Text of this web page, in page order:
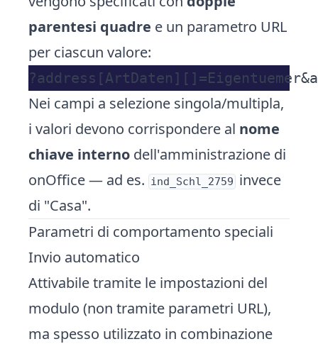
parentesi quadre e un parametro URL
per ciascun valore:
Nei campi a selezione singola/multipla,
i valori devono corrispondere al nome
chiave interno dell'amministrazione di
onOffice — ad es. ind_Schl_2759 invece
di "Casa".
Parametri di comportamento speciali
Invio automatico
Attivabile tramite le impostazioni del
modulo (non tramite parametri URL),
ma spesso utilizzato in combinazione